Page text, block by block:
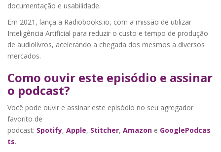
documentação e usabilidade.
Em 2021, lança a Radiobooks.io, com a missão de utilizar
Inteligência Artificial para reduzir o custo e tempo de produção
de audiolivros, acelerando a chegada dos mesmos a diversos
mercados.
Como ouvir este episódio e assinar
o podcast?
Você pode ouvir e assinar este episódio no seu agregador
favorito de
podcast: Spotify, Apple, Stitcher, Amazon e GooglePodcas
ts.